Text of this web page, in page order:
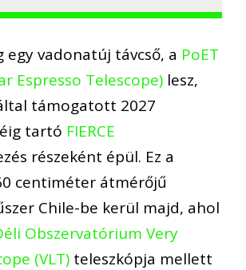
egy vadonatúj távcső, a PoET
Espresso Telescope) lesz,
támogatott 2027
tartó FIERCE
részeként épül. Ez a
centiméter átmérőjű
Chile-be kerül majd, ahol
Obszervatórium Very
(VLT) teleszkópja mellett